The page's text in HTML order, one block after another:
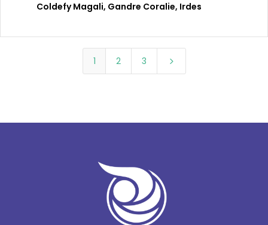
Coldefy Magali, Gandre Coralie, Irdes
1 2 3 5